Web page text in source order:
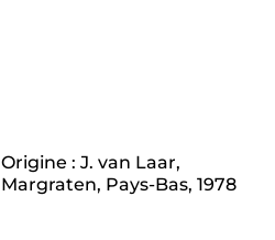
Origine : J. van Laar,
Margraten, Pays-Bas, 1978